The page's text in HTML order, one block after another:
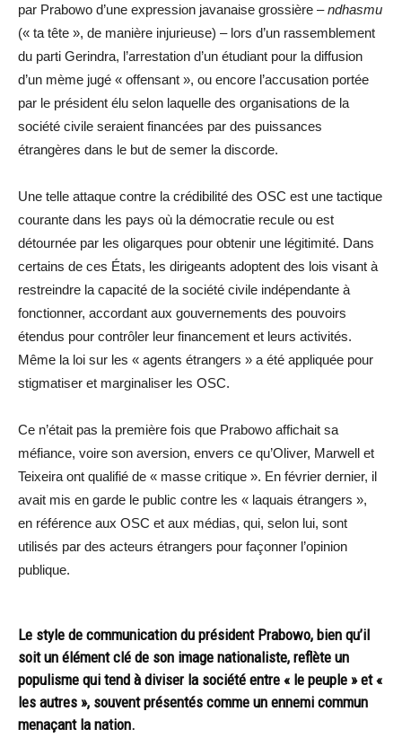
par Prabowo d’une expression javanaise grossière –ndhasmu
(« ta tête », de manière injurieuse) – lors d’un rassemblement
du parti Gerindra, l’arrestation d’un étudiant pour la diffusion
d’un mème jugé « offensant », ou encore l’accusation portée
par le président élu selon laquelle des organisations de la
société civile seraient financées par des puissances
étrangères dans le but de semer la discorde.
Une telle attaque contre la crédibilité des OSC est une tactique
courante dans les pays où la démocratie recule ou est
détournée par les oligarques pour obtenir une légitimité. Dans
certains de ces États, les dirigeants adoptent des lois visant à
restreindre la capacité de la société civile indépendante à
fonctionner, accordant aux gouvernements des pouvoirs
étendus pour contrôler leur financement et leurs activités.
Même la loi sur les « agents étrangers » a été appliquée pour
stigmatiser et marginaliser les OSC.
Ce n’était pas la première fois que Prabowo affichait sa
méfiance, voire son aversion, envers ce qu’Oliver, Marwell et
Teixeira ont qualifié de « masse critique ». En février dernier, il
avait mis en garde le public contre les « laquais étrangers »,
en référence aux OSC et aux médias, qui, selon lui, sont
utilisés par des acteurs étrangers pour façonner l’opinion
publique.
Le style de communication du président Prabowo, bien qu’il
soit un élément clé de son image nationaliste, reflète un
populisme qui tend à diviser la société entre « le peuple » et «
les autres », souvent présentés comme un ennemi commun
menaçant la nation.